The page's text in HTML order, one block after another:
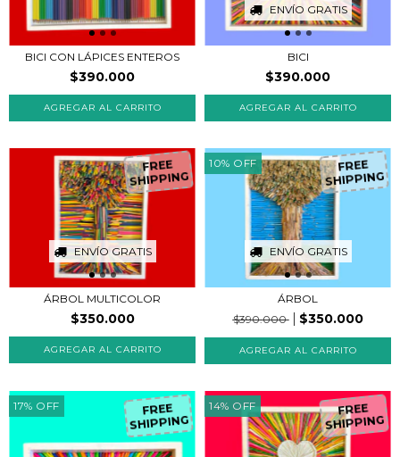
BICI CON LÁPICES ENTEROS
$390.000
ENVÍO GRATIS
BICI
$390.000
ENVÍO GRATIS
FREE
SHIPPING
ÁRBOL MULTICOLOR
$350.000
10% OFF
ENVÍO GRATIS
FREE
SHIPPING
ÁRBOL
$390.000
$350.000
17% OFF FREE
SHIPPING
14% OFF FREE
SHIPPING